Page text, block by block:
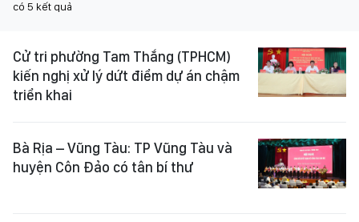
có 5 kết quả
Cử tri phường Tam Thắng (TPHCM)
kiến nghị xử lý dứt điểm dự án chậm
triển khai
Bà Rịa – Vũng Tàu: TP Vũng Tàu và
huyện Côn Đảo có tân bí thư